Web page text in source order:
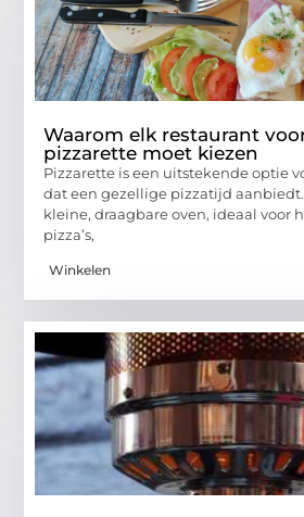
Waarom elk restaurant
pizzarette moet kiezen
Pizzarette is een uitstekende optie
dat een gezellige pizzatijd
kleine, draagbare oven, ideaal voor
pizza’s,
Winkelen